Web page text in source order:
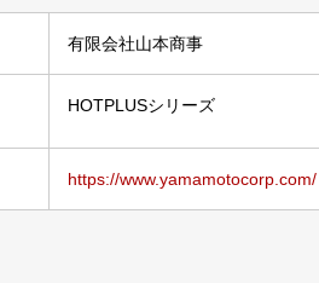
有限会社山本商事
HOTPLUSシリーズ
https://www.yamamotocorp.com/